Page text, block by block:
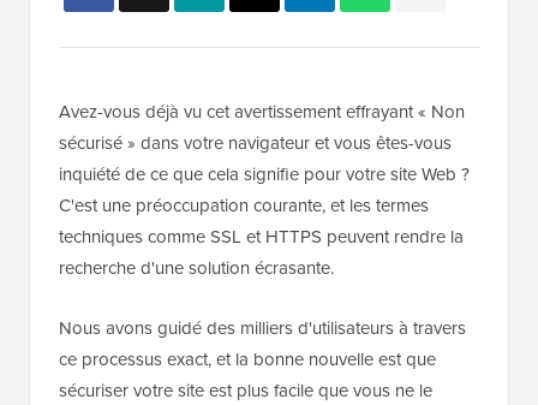
Avez-vous déjà vu cet avertissement effrayant « Non
sécurisé » dans votre navigateur et vous êtes-vous
inquiété de ce que cela signifie pour votre site Web ?
C'est une préoccupation courante, et les termes
techniques comme SSL et HTTPS peuvent rendre la
recherche d'une solution écrasante.
Nous avons guidé des milliers d'utilisateurs à travers
ce processus exact, et la bonne nouvelle est que
sécuriser votre site est plus facile que vous ne le